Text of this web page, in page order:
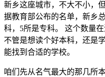
新乡这座城市，不大不小，
据教育部公布的名单，新乡
科，5所是专科。 这个数量
不管是想读个好本科，还是
能找到合适的学校。
咱们先从名气最大的那几所本